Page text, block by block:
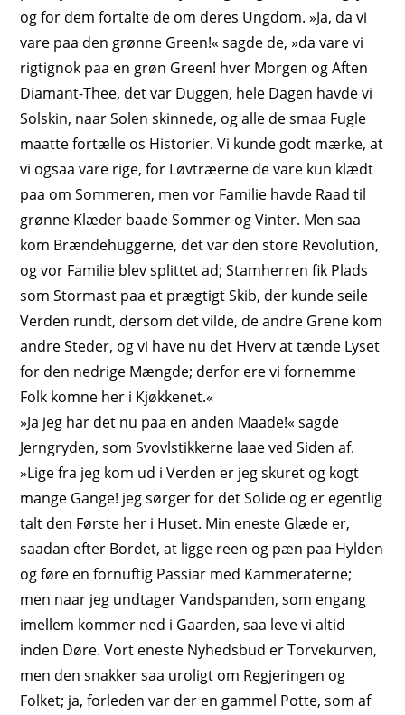
og for dem fortalte de om deres Ungdom. »Ja, da vi
vare paa den grønne Green!« sagde de, »da vare vi
rigtignok paa en grøn Green! hver Morgen og Aften
Diamant-Thee, det var Duggen, hele Dagen havde vi
Solskin, naar Solen skinnede, og alle de smaa Fugle
maatte fortælle os Historier. Vi kunde godt mærke, at
vi ogsaa vare rige, for Løvtræerne de vare kun klædt
paa om Sommeren, men vor Familie havde Raad til
grønne Klæder baade Sommer og Vinter. Men saa
kom Brændehuggerne, det var den store Revolution,
og vor Familie blev splittet ad; Stamherren fik Plads
som Stormast paa et prægtigt Skib, der kunde seile
Verden rundt, dersom det vilde, de andre Grene kom
andre Steder, og vi have nu det Hverv at tænde Lyset
for den nedrige Mængde; derfor ere vi fornemme
Folk komne her i Kjøkkenet.«
»Ja jeg har det nu paa en anden Maade!« sagde
Jerngryden, som Svovlstikkerne laae ved Siden af.
»Lige fra jeg kom ud i Verden er jeg skuret og kogt
mange Gange! jeg sørger for det Solide og er egentlig
talt den Første her i Huset. Min eneste Glæde er,
saadan efter Bordet, at ligge reen og pæn paa Hylden
og føre en fornuftig Passiar med Kammeraterne;
men naar jeg undtager Vandspanden, som engang
imellem kommer ned i Gaarden, saa leve vi altid
inden Døre. Vort eneste Nyhedsbud er Torvekurven,
men den snakker saa uroligt om Regjeringen og
Folket; ja, forleden var der en gammel Potte, som af